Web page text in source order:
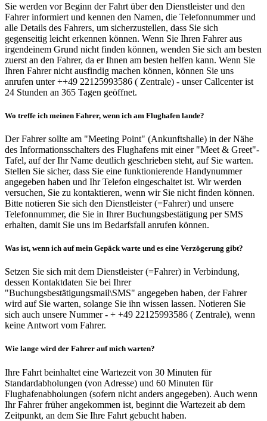
Sie werden vor Beginn der Fahrt über den Dienstleister und den
Fahrer informiert und kennen den Namen, die Telefonnummer und
alle Details des Fahrers, um sicherzustellen, dass Sie sich
gegenseitig leicht erkennen können. Wenn Sie Ihren Fahrer aus
irgendeinem Grund nicht finden können, wenden Sie sich am besten
zuerst an den Fahrer, da er Ihnen am besten helfen kann. Wenn Sie
Ihren Fahrer nicht ausfindig machen können, können Sie uns
anrufen unter ++49 22125993586 ( Zentrale) - unser Callcenter ist
24 Stunden an 365 Tagen geöffnet.
Wo treffe ich meinen Fahrer, wenn ich am Flughafen lande?
Der Fahrer sollte am "Meeting Point" (Ankunftshalle) in der Nähe
des Informationsschalters des Flughafens mit einer "Meet & Greet"-
Tafel, auf der Ihr Name deutlich geschrieben steht, auf Sie warten.
Stellen Sie sicher, dass Sie eine funktionierende Handynummer
angegeben haben und Ihr Telefon eingeschaltet ist. Wir werden
versuchen, Sie zu kontaktieren, wenn wir Sie nicht finden können.
Bitte notieren Sie sich den Dienstleister (=Fahrer) und unsere
Telefonnummer, die Sie in Ihrer Buchungsbestätigung per SMS
erhalten, damit Sie uns im Bedarfsfall anrufen können.
Was ist, wenn ich auf mein Gepäck warte und es eine Verzögerung gibt?
Setzen Sie sich mit dem Dienstleister (=Fahrer) in Verbindung,
dessen Kontaktdaten Sie bei Ihrer
"Buchungsbestätigungsmail\SMS" angegeben haben, der Fahrer
wird auf Sie warten, solange Sie ihn wissen lassen. Notieren Sie
sich auch unsere Nummer - + +49 22125993586 ( Zentrale), wenn
keine Antwort vom Fahrer.
Wie lange wird der Fahrer auf mich warten?
Ihre Fahrt beinhaltet eine Wartezeit von 30 Minuten für
Standardabholungen (von Adresse) und 60 Minuten für
Flughafenabholungen (sofern nicht anders angegeben). Auch wenn
Ihr Fahrer früher angekommen ist, beginnt die Wartezeit ab dem
Zeitpunkt, an dem Sie Ihre Fahrt gebucht haben.